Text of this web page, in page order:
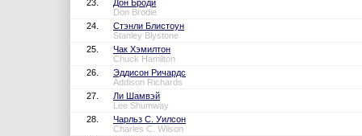
23.
Дон Броди
Don Brodie
24.
Стэнли Блистоун
Stanley Blystone
25.
Чак Хэмилтон
Chuck Hamilton
26.
Эддисон Ричардс
Addison Richards
27.
Ли Шамвэй
Lee Shumway
28.
Чарльз С. Уилсон
Charles C. Wilson